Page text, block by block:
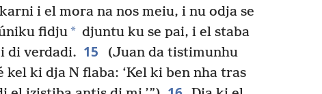
i el mora na nos meiu, i nu odja se
fidju* djuntu ku se pai, i el staba
i di verdadi. 15
(Juan da tistimunhu
ki dja N flaba: ‘Kel ki ben nha tras